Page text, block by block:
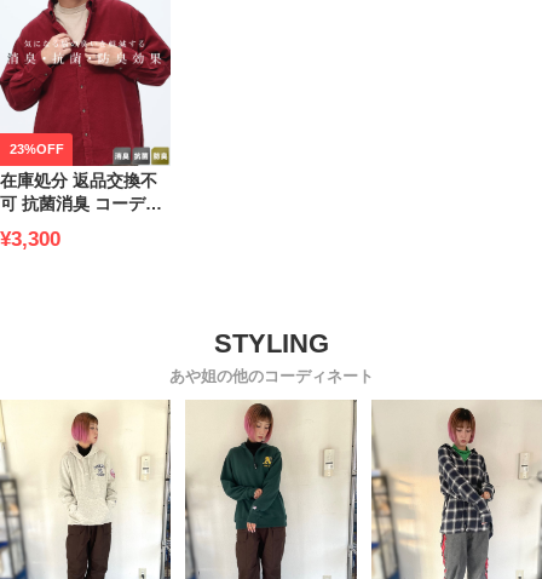
23%OFF
在庫処分 返品交換不
可 抗菌消臭 コーデュ
袖 シャツ B＆T CLUB
¥3,300
あや姐の他のコーディネート